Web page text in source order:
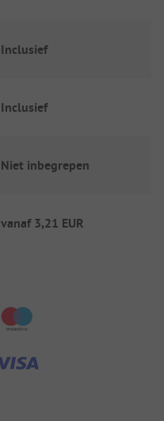
Inclusief
Inclusief
Niet inbegrepen
vanaf 3,21 EUR